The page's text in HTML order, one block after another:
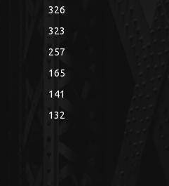
326
323
257
165
141
132